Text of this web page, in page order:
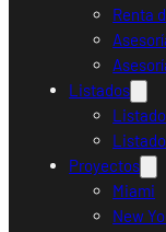
Renta
Listados
Proyectos
Miami
New